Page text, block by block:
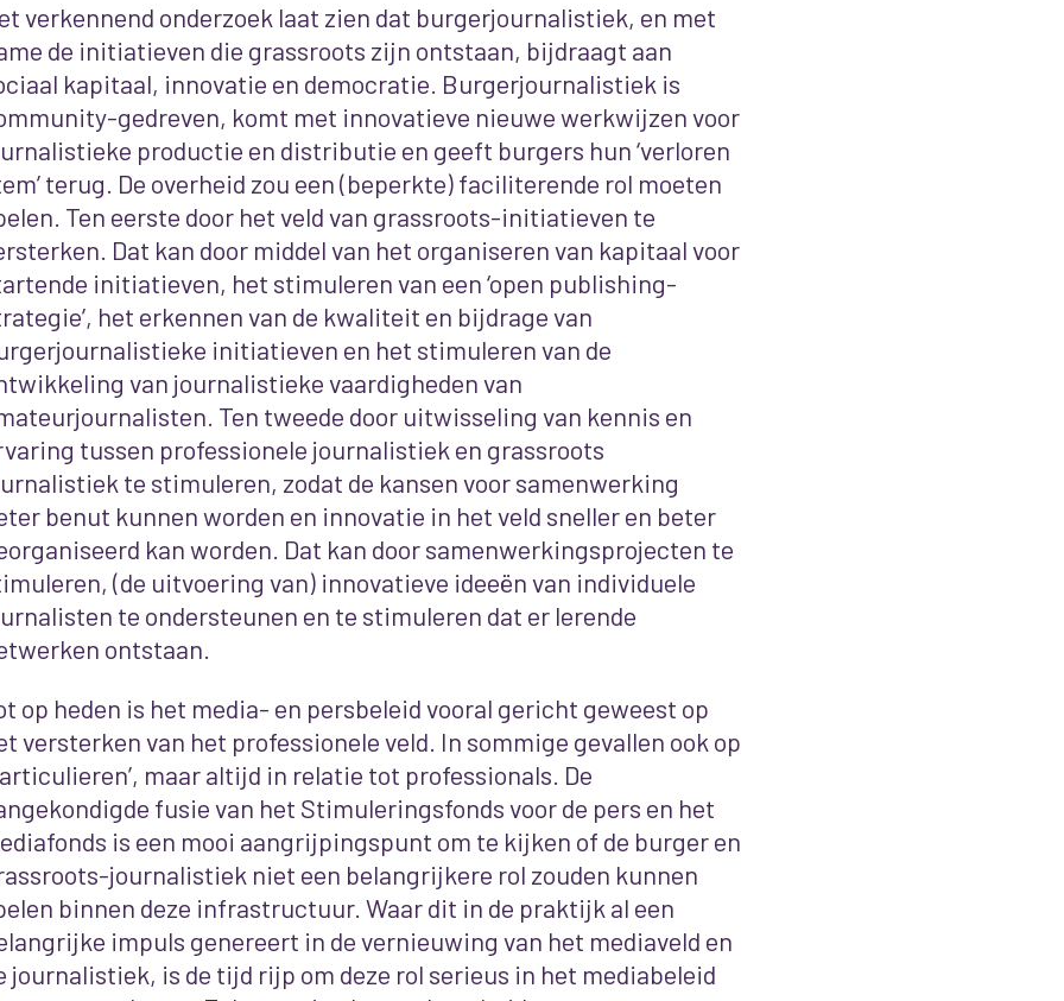
verkennend onderzoek laat zien dat burgerjournalistiek, en met
de initiatieven die grassroots zijn ontstaan, bijdraagt aan
kapitaal, innovatie en democratie. Burgerjournalistiek is
gedreven, komt met innovatieve nieuwe werkwijzen voor
productie en distributie en geeft burgers hun ‘verloren
terug. De overheid zou een (beperkte) faciliterende rol moeten
Ten eerste door het veld van grassroots-initiatieven te
Dat kan door middel van het organiseren van kapitaal voor
initiatieven, het stimuleren van een ‘open publishing-
het erkennen van de kwaliteit en bijdrage van
initiatieven en het stimuleren van de
van journalistieke vaardigheden van
Ten tweede door uitwisseling van kennis en
tussen professionele journalistiek en grassroots
te stimuleren, zodat de kansen voor samenwerking
benut kunnen worden en innovatie in het veld sneller en beter
kan worden. Dat kan door samenwerkingsprojecten te
(de uitvoering van) innovatieve ideeën van individuele
te ondersteunen en te stimuleren dat er lerende
ontstaan.
op heden is het media- en persbeleid vooral gericht geweest op
versterken van het professionele veld. In sommige gevallen ook op
maar altijd in relatie tot professionals. De
fusie van het Stimuleringsfonds voor de pers en het
is een mooi aangrijpingspunt om te kijken of de burger en
journalistiek niet een belangrijkere rol zouden kunnen
binnen deze infrastructuur. Waar dit in de praktijk al een
impuls genereert in de vernieuwing van het mediaveld en
journalistiek, is de tijd rijp om deze rol serieus in het mediabeleid